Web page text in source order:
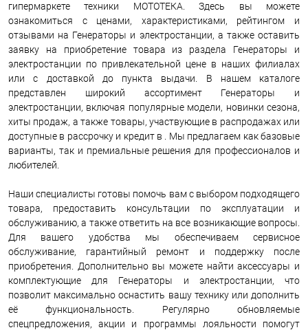
гипермаркете техники МОТОТЕКА. Здесь вы можете
ознакомиться с ценами, характеристиками, рейтингом и
отзывами на Генераторы и электростанции, а также оставить
заявку на приобретение товара из раздела Генераторы и
электростанции по привлекательной цене в наших филиалах
или с доставкой до пункта выдачи. В нашем каталоге
представлен широкий ассортимент Генераторы и
электростанции, включая популярные модели, новинки сезона,
хиты продаж, а также товары, участвующие в распродажах или
доступные в рассрочку и кредит в . Мы предлагаем как базовые
варианты, так и премиальные решения для профессионалов и
любителей.
Наши специалисты готовы помочь вам с выбором подходящего
товара, предоставить консультации по эксплуатации и
обслуживанию, а также ответить на все возникающие вопросы.
Для вашего удобства мы обеспечиваем сервисное
обслуживание, гарантийный ремонт и поддержку после
приобретения. Дополнительно вы можете найти аксессуары и
комплектующие для Генераторы и электростанции, что
позволит максимально оснастить вашу технику или дополнить
её функциональность. Регулярно обновляемые
спецпредложения, акции и программы лояльности помогут